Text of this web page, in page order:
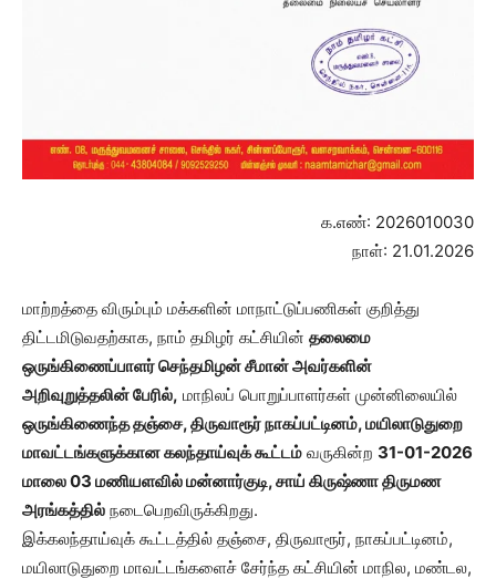
க.எண்: 2026010030
நாள்: 21.01.2026
மாற்றத்தை விரும்பும் மக்களின் மாநாட்டுப்பணிகள் குறித்து
திட்டமிடுவதற்காக, நாம் தமிழர் கட்சியின் தலைமை
ஒருங்கிணைப்பாளர் செந்தமிழன் சீமான் அவர்களின்
அறிவுறுத்தலின் பேரில், மாநிலப் பொறுப்பாளர்கள் முன்னிலையில்
ஒருங்கிணைந்த தஞ்சை, திருவாரூர் நாகப்பட்டினம், மயிலாடுதுறை
மாவட்டங்களுக்கான கலந்தாய்வுக் கூட்டம் வருகின்ற 31-01-2026
மாலை 03 மணியளவில் மன்னார்குடி, சாய் கிருஷ்ணா திருமண
அரங்கத்தில் நடைபெறவிருக்கிறது.
இக்கலந்தாய்வுக் கூட்டத்தில் தஞ்சை, திருவாரூர், நாகப்பட்டினம்,
மயிலாடுதுறை மாவட்டங்களைச் சேர்ந்த கட்சியின் மாநில, மண்டல,